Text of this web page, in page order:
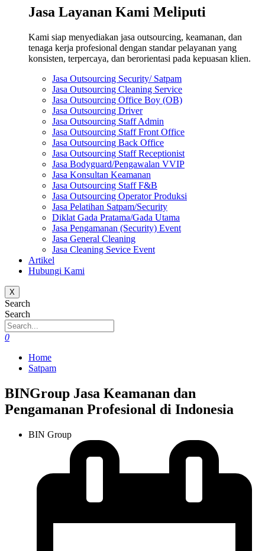
Jasa Layanan Kami Meliputi
Kami siap menyediakan jasa outsourcing, keamanan, dan
tenaga kerja profesional dengan standar pelayanan yang
konsisten, terpercaya, dan berorientasi pada kepuasan klien.
Jasa Outsourcing Security/ Satpam
Jasa Outsourcing Cleaning Service
Jasa Outsourcing Office Boy (OB)
Jasa Outsourcing Driver
Jasa Outsourcing Staff Admin
Jasa Outsourcing Staff Front Office
Jasa Outsourcing Back Office
Jasa Outsourcing Staff Receptionist
Jasa Bodyguard/Pengawalan VVIP
Jasa Konsultan Keamanan
Jasa Outsourcing Staff F&B
Jasa Outsourcing Operator Produksi
Jasa Pelatihan Satpam/Security
Diklat Gada Pratama/Gada Utama
Jasa Pengamanan (Security) Event
Jasa General Cleaning
Jasa Cleaning Sevice Event
Artikel
Hubungi Kami
X
Search
Search
0
Home
Satpam
BINGroup Jasa Keamanan dan
Pengamanan Profesional di Indonesia
BIN Group